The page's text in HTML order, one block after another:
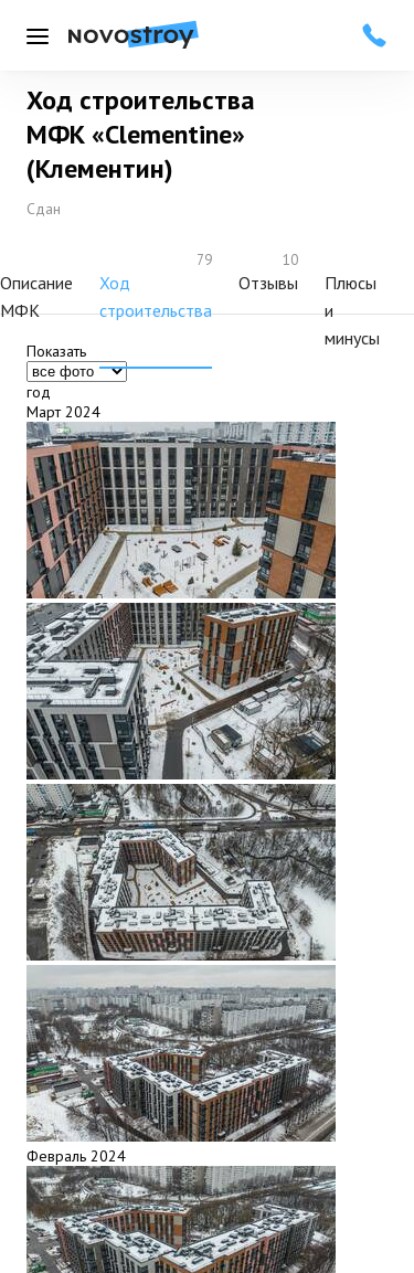
Меню
Ход строительства
МФК «Clementine»
(Клементин)
Сдан
Описание
МФК
79
Ход
строительства
10
Отзывы
Плюсы
и
минусы
Показать
год
Март 2024
Февраль 2024